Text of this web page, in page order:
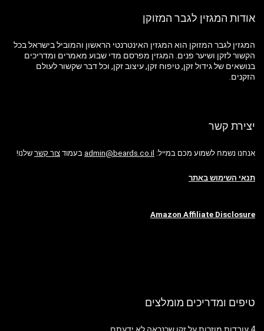
אודות המגזין לגבר המזוקן
המגזין לגבר המזוקן הוא המגזין האינטרנטי הראשון והמוביל בישראל בכל
הקשור לזקן ושיער פנים. המגזין מפרסם מדי שבוע מאמרים ומדריכים
בנושאים של גידול זקן, טיפוח זקן, עיצוב זקן, וכל דבר שקשור לעולם
הזקנים.
יצירת קשר
אנחנו נשמח לשמוע מכם במייל: admin@beards.co.il בעמוד צור קשר שלנו!
תנאי השימוש באתר
Amazon Affiliate Disclosure
טיפים ומדריכים מומלצים
4 עובדות מוזרות על זקן שכנראה לא ידעתם